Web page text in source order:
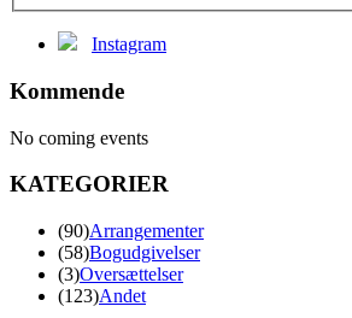
Instagram
Kommende
No coming events
KATEGORIER
(90)Arrangementer
(58)Bogudgivelser
(3)Oversættelser
(123)Andet